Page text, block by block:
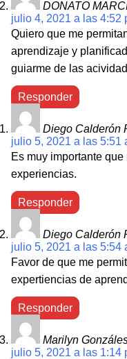
DONATO
julio 4, 2021 a las 4:52
Quiero que me
aprendizaje y
guiarme de las
Responder
Diego Calderón
julio 5, 2021 a las 5:51
Es muy importante
experiencias.
Responder
Diego Calderón
julio 5, 2021 a las 5:54
Favor de que me
expertiencias de
Responder
Marilyn
julio 5, 2021 a las 1:14